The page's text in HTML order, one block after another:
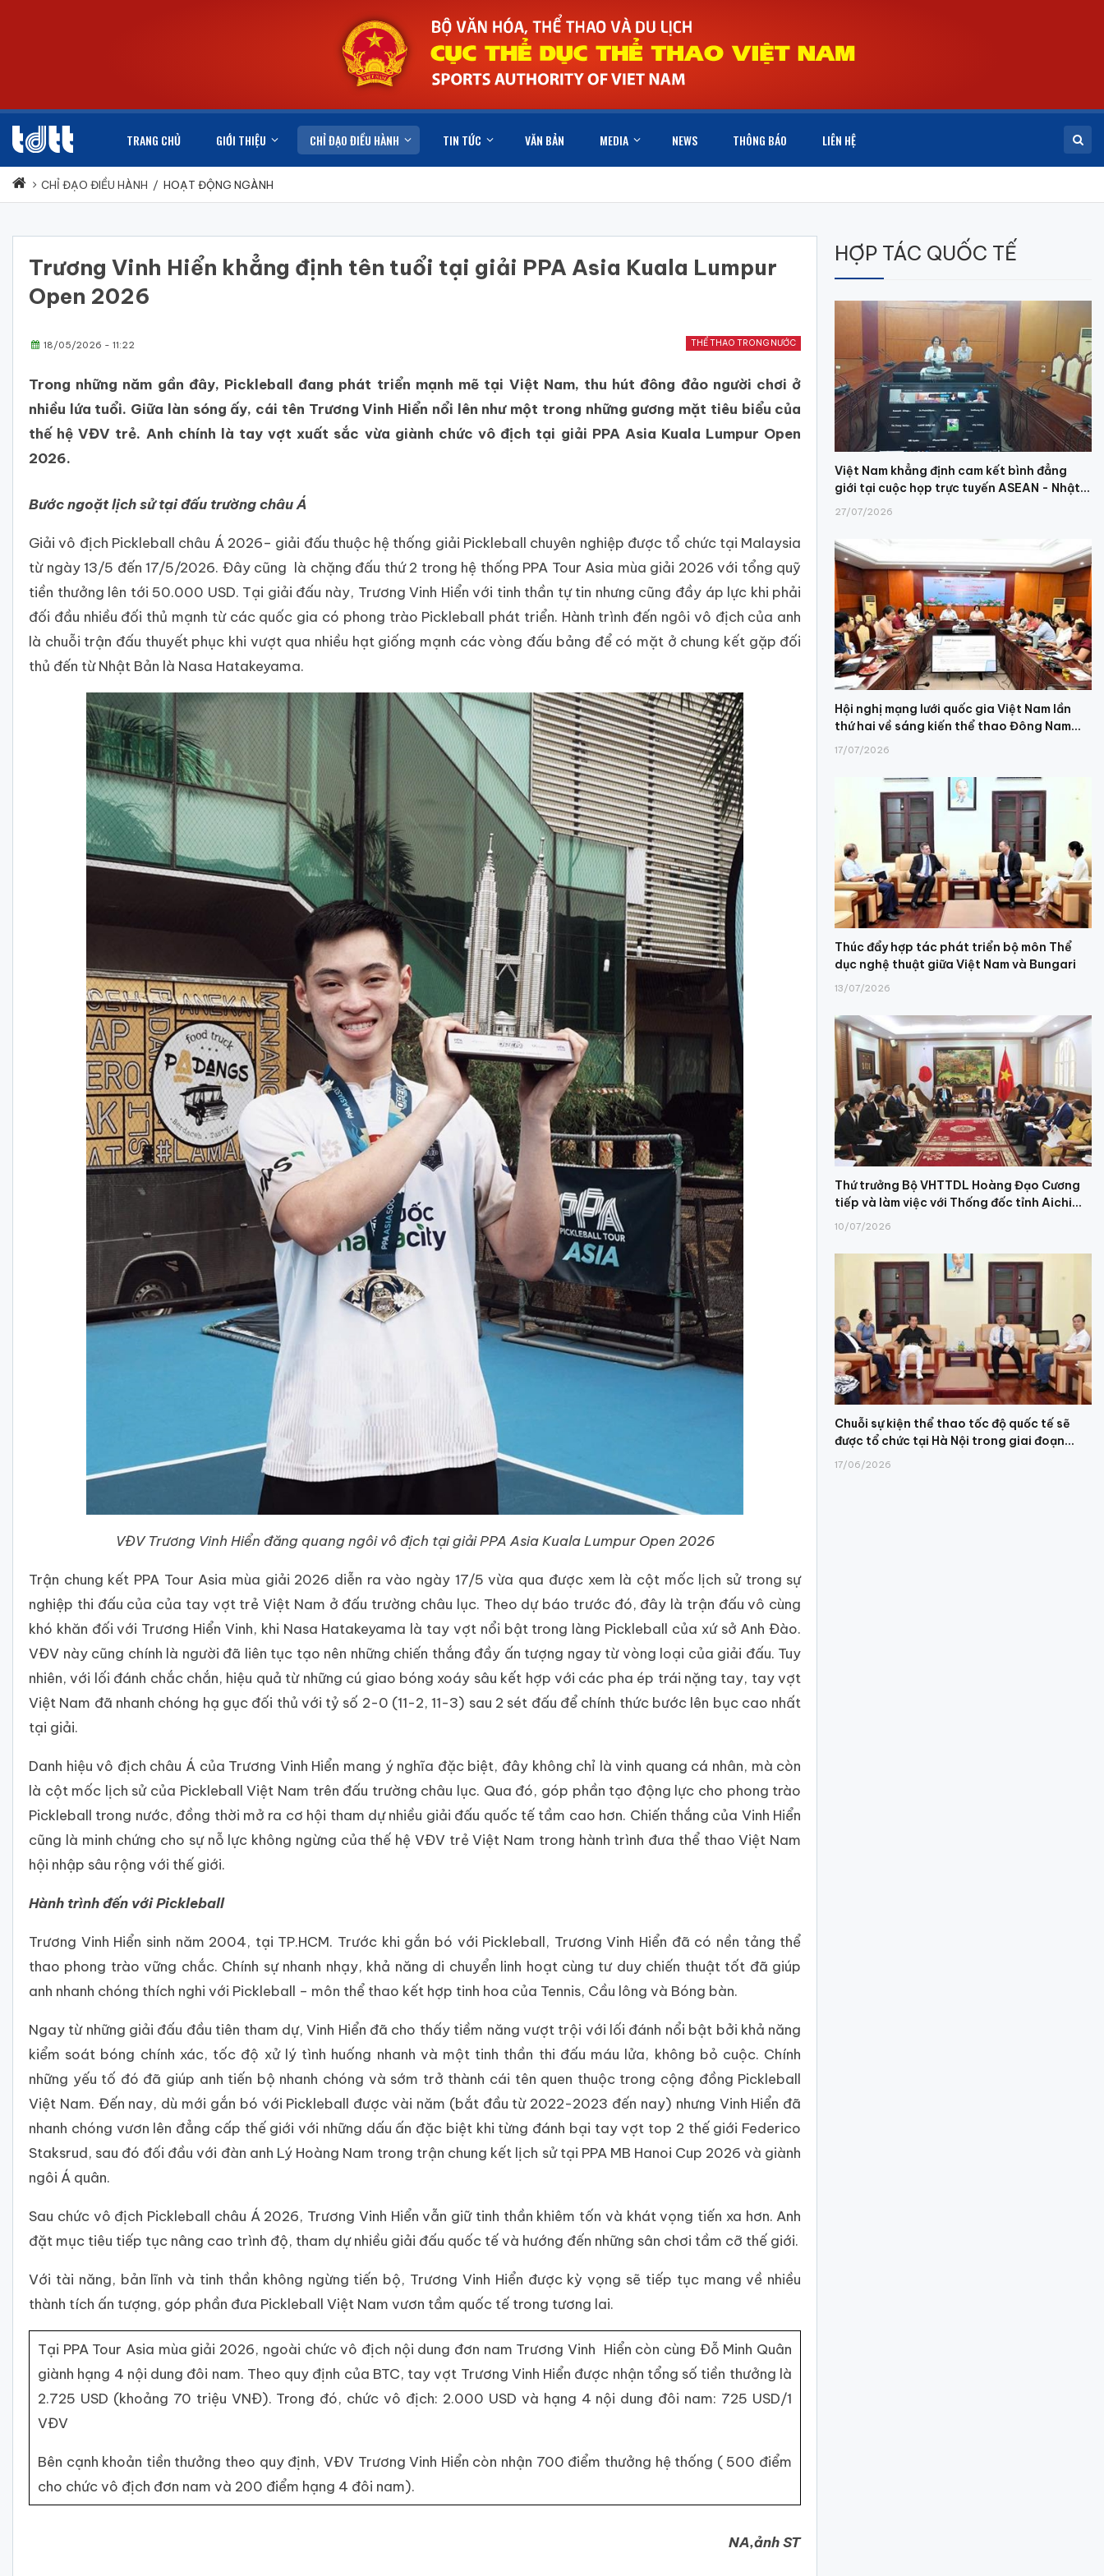
TRANG CHỦ GIỚI THIỆU CHỈ ĐẠO ĐIỀU HÀNH TIN TỨC VĂN BẢN MEDIA NEWS THÔNG BÁO LIÊN HỆ
CHỈ ĐẠO ĐIỀU HÀNH / HOẠT ĐỘNG NGÀNH
Trương Vinh Hiển khẳng định tên tuổi tại giải PPA Asia Kuala Lumpur
Open 2026
THỂ THAO TRONG NƯỚC
18/05/2026 - 11:22
Trong những năm gần đây, Pickleball đang phát triển mạnh mẽ tại Việt Nam, thu hút đông đảo người chơi ở
nhiều lứa tuổi. Giữa làn sóng ấy, cái tên Trương Vinh Hiển nổi lên như một trong những gương mặt tiêu biểu của
thế hệ VĐV trẻ. Anh chính là tay vợt xuất sắc vừa giành chức vô địch tại giải PPA Asia Kuala Lumpur Open
2026.
Bước ngoặt lịch sử tại đấu trường châu Á
Giải vô địch Pickleball châu Á 2026– giải đấu thuộc hệ thống giải Pickleball chuyên nghiệp được tổ chức tại Malaysia
từ ngày 13/5 đến 17/5/2026. Đây cũng là chặng đấu thứ 2 trong hệ thống PPA Tour Asia mùa giải 2026 với tổng quỹ
tiền thưởng lên tới 50.000 USD. Tại giải đấu này, Trương Vinh Hiển với tinh thần tự tin nhưng cũng đầy áp lực khi phải
đối đầu nhiều đối thủ mạnh từ các quốc gia có phong trào Pickleball phát triển. Hành trình đến ngôi vô địch của anh
là chuỗi trận đấu thuyết phục khi vượt qua nhiều hạt giống mạnh các vòng đấu bảng để có mặt ở chung kết gặp đối
thủ đến từ Nhật Bản là Nasa Hatakeyama.
VĐV Trương Vinh Hiển đăng quang ngôi vô địch tại giải PPA Asia Kuala Lumpur Open 2026
Trận chung kết PPA Tour Asia mùa giải 2026 diễn ra vào ngày 17/5 vừa qua được xem là cột mốc lịch sử trong sự
nghiệp thi đấu của của tay vợt trẻ Việt Nam ở đấu trường châu lục. Theo dự báo trước đó, đây là trận đấu vô cùng
khó khăn đối với Trương Hiển Vinh, khi Nasa Hatakeyama là tay vợt nổi bật trong làng Pickleball của xứ sở Anh Đào.
VĐV này cũng chính là người đã liên tục tạo nên những chiến thắng đầy ấn tượng ngay từ vòng loại của giải đấu. Tuy
nhiên, với lối đánh chắc chắn, hiệu quả từ những cú giao bóng xoáy sâu kết hợp với các pha ép trái nặng tay, tay vợt
Việt Nam đã nhanh chóng hạ gục đối thủ với tỷ số 2-0 (11-2, 11-3) sau 2 sét đấu để chính thức bước lên bục cao nhất
tại giải.
Danh hiệu vô địch châu Á của Trương Vinh Hiển mang ý nghĩa đặc biệt, đây không chỉ là vinh quang cá nhân, mà còn
là cột mốc lịch sử của Pickleball Việt Nam trên đấu trường châu lục. Qua đó, góp phần tạo động lực cho phong trào
Pickleball trong nước, đồng thời mở ra cơ hội tham dự nhiều giải đấu quốc tế tầm cao hơn. Chiến thắng của Vinh Hiển
cũng là minh chứng cho sự nỗ lực không ngừng của thế hệ VĐV trẻ Việt Nam trong hành trình đưa thể thao Việt Nam
hội nhập sâu rộng với thế giới.
Hành trình đến với Pickleball
Trương Vinh Hiển sinh năm 2004, tại TP.HCM. Trước khi gắn bó với Pickleball, Trương Vinh Hiển đã có nền tảng thể
thao phong trào vững chắc. Chính sự nhanh nhạy, khả năng di chuyển linh hoạt cùng tư duy chiến thuật tốt đã giúp
anh nhanh chóng thích nghi với Pickleball – môn thể thao kết hợp tinh hoa của Tennis, Cầu lông và Bóng bàn.
Ngay từ những giải đấu đầu tiên tham dự, Vinh Hiển đã cho thấy tiềm năng vượt trội với lối đánh nổi bật bởi khả năng
kiểm soát bóng chính xác, tốc độ xử lý tình huống nhanh và một tinh thần thi đấu máu lửa, không bỏ cuộc. Chính
những yếu tố đó đã giúp anh tiến bộ nhanh chóng và sớm trở thành cái tên quen thuộc trong cộng đồng Pickleball
Việt Nam. Đến nay, dù mới gắn bó với Pickleball được vài năm (bắt đầu từ 2022-2023 đến nay) nhưng Vinh Hiển đã
nhanh chóng vươn lên đẳng cấp thế giới với những dấu ấn đặc biệt khi từng đánh bại tay vợt top 2 thế giới Federico
Staksrud, sau đó đối đầu với đàn anh Lý Hoàng Nam trong trận chung kết lịch sử tại PPA MB Hanoi Cup 2026 và giành
ngôi Á quân.
Sau chức vô địch Pickleball châu Á 2026, Trương Vinh Hiển vẫn giữ tinh thần khiêm tốn và khát vọng tiến xa hơn. Anh
đặt mục tiêu tiếp tục nâng cao trình độ, tham dự nhiều giải đấu quốc tế và hướng đến những sân chơi tầm cỡ thế giới.
Với tài năng, bản lĩnh và tinh thần không ngừng tiến bộ, Trương Vinh Hiển được kỳ vọng sẽ tiếp tục mang về nhiều
thành tích ấn tượng, góp phần đưa Pickleball Việt Nam vươn tầm quốc tế trong tương lai.
Tại PPA Tour Asia mùa giải 2026, ngoài chức vô địch nội dung đơn nam Trương Vinh Hiển còn cùng Đỗ Minh Quân
giành hạng 4 nội dung đôi nam. Theo quy định của BTC, tay vợt Trương Vinh Hiển được nhận tổng số tiền thưởng là
2.725 USD (khoảng 70 triệu VNĐ). Trong đó, chức vô địch: 2.000 USD và hạng 4 nội dung đôi nam: 725 USD/1
VĐV
Bên cạnh khoản tiền thưởng theo quy định, VĐV Trương Vinh Hiển còn nhận 700 điểm thưởng hệ thống ( 500 điểm
cho chức vô địch đơn nam và 200 điểm hạng 4 đôi nam).
NA,ảnh ST
HỢP TÁC QUỐC TẾ
Việt Nam khẳng định cam kết bình đẳng
giới tại cuộc họp trực tuyến ASEAN - Nhật...
27/07/2026
Hội nghị mạng lưới quốc gia Việt Nam lần
thứ hai về sáng kiến thể thao Đông Nam...
17/07/2026
Thúc đẩy hợp tác phát triển bộ môn Thể
dục nghệ thuật giữa Việt Nam và Bungari
13/07/2026
Thứ trưởng Bộ VHTTDL Hoàng Đạo Cương
tiếp và làm việc với Thống đốc tỉnh Aichi...
10/07/2026
Chuỗi sự kiện thể thao tốc độ quốc tế sẽ
được tổ chức tại Hà Nội trong giai đoạn...
17/06/2026